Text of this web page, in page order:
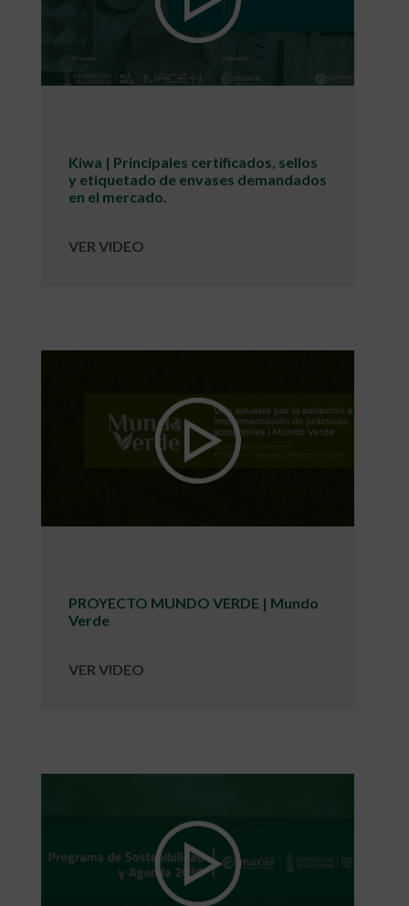
Kiwa | Principales certificados, sellos
y etiquetado de envases demandados
en el mercado.
VER VIDEO
PROYECTO MUNDO VERDE | Mundo
Verde
VER VIDEO